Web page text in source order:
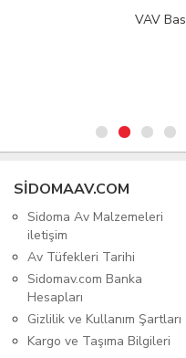
VAV Baseti-04
SIDOMAAV.COM
Sidoma Av Malzemeleri
iletişim
Av Tüfekleri Tarihi
Sidomav.com Banka
Hesapları
Gizlilik ve Kullanım Şartları
Kargo ve Taşıma Bilgileri